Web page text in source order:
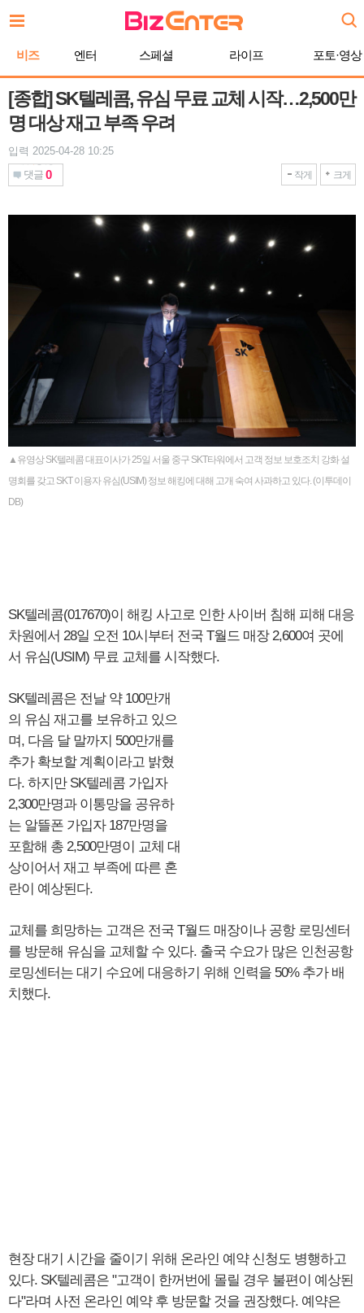
문
기
비즈 엔터 스페셜 라이프 포토·영상
[종합] SK텔레콤, 유심 무료 교체 시작…2,500만
명 대상 재고 부족 우려
입력 2025-04-28 10:25
댓글 0 작게 크게
▲유영상 SK텔레콤 대표이사가 25일 서울 중구 SKT타워에서 고객 정보 보호조치 강화 설
명회를 갖고 SKT 이용자 유심(USIM) 정보 해킹에 대해 고개 숙여 사과하고 있다. (이투데이
DB)
SK텔레콤(017670)이 해킹 사고로 인한 사이버 침해 피해 대응
차원에서 28일 오전 10시부터 전국 T월드 매장 2,600여 곳에
서 유심(USIM) 무료 교체를 시작했다.
SK텔레콤은 전날 약 100만개
의 유심 재고를 보유하고 있으
며, 다음 달 말까지 500만개를
추가 확보할 계획이라고 밝혔
다. 하지만 SK텔레콤 가입자
2,300만명과 이통망을 공유하
는 알뜰폰 가입자 187만명을
포함해 총 2,500만명이 교체 대
상이어서 재고 부족에 따른 혼
란이 예상된다.
교체를 희망하는 고객은 전국 T월드 매장이나 공항 로밍센터
를 방문해 유심을 교체할 수 있다. 출국 수요가 많은 인천공항
로밍센터는 대기 수요에 대응하기 위해 인력을 50% 추가 배
치했다.
현장 대기 시간을 줄이기 위해 온라인 예약 신청도 병행하고
있다. SK텔레콤은 "고객이 한꺼번에 몰릴 경우 불편이 예상된
다"라며 사전 온라인 예약 후 방문할 것을 권장했다. 예약은